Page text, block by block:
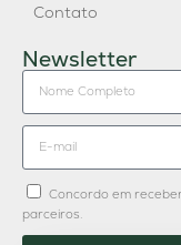
Contato
Newsletter
Concordo em
parceiros.